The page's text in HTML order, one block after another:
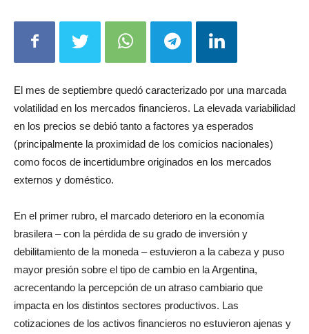
El mes de septiembre quedó caracterizado por una marcada
volatilidad en los mercados financieros. La elevada variabilidad
en los precios se debió tanto a factores ya esperados
(principalmente la proximidad de los comicios nacionales)
como focos de incertidumbre originados en los mercados
externos y doméstico.
En el primer rubro, el marcado deterioro en la economía
brasilera – con la pérdida de su grado de inversión y
debilitamiento de la moneda – estuvieron a la cabeza y puso
mayor presión sobre el tipo de cambio en la Argentina,
acrecentando la percepción de un atraso cambiario que
impacta en los distintos sectores productivos. Las
cotizaciones de los activos financieros no estuvieron ajenas y